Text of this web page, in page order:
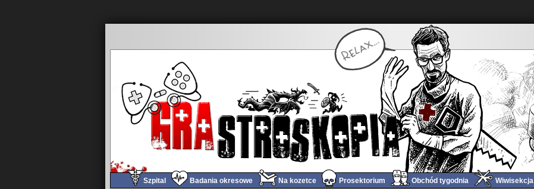
Szpital Badania okresowe Na kozetce Prosektorium Obchód tygodnia Wiwisekcja
Godzina z Halo Infinite Tomograf #72 – ten w którym Carnaś przemówił ludzkim głosem»